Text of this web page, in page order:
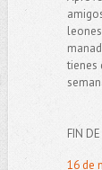
tienes
FIN
16 de